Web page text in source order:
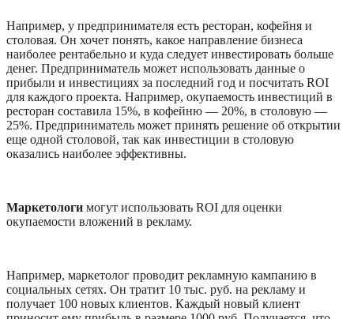
Например, у предпринимателя есть ресторан, кофейня и
столовая. Он хочет понять, какое направление бизнеса
наиболее рентабельно и куда следует инвестировать больше
денег. Предприниматель может использовать данные о
прибыли и инвестициях за последний год и посчитать ROI
для каждого проекта. Например, окупаемость инвестиций в
ресторан составила 15%, в кофейню — 20%, в столовую —
25%. Предприниматель может принять решение об открытии
еще одной столовой, так как инвестиции в столовую
оказались наиболее эффективны.
Маркетологи могут использовать ROI для оценки
окупаемости вложений в рекламу.
Например, маркетолог проводит рекламную кампанию в
социальных сетях. Он тратит 10 тыс. руб. на рекламу и
получает 100 новых клиентов. Каждый новый клиент